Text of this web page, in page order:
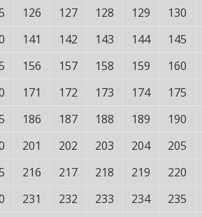
126 127 128 129 130
141 142 143 144 145
156 157 158 159 160
171 172 173 174 175
186 187 188 189 190
201 202 203 204 205
216 217 218 219 220
231 232 233 234 235